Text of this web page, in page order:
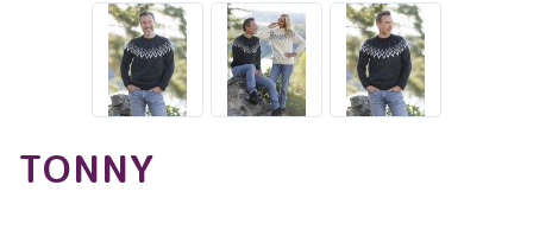
TONNY